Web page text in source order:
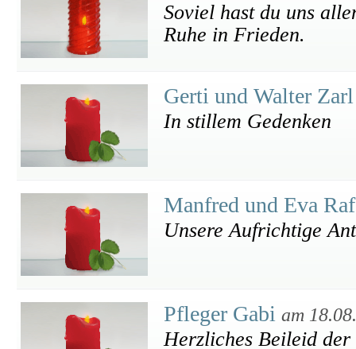
Soviel hast du uns
Ruhe in Frieden.
Gerti und Walter
In stillem Gedenken
Manfred und Eva
Unsere Aufrichtige
Pfleger Gabi am
Herzliches Beileid